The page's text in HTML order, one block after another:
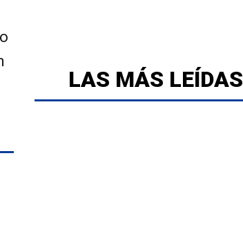
LAS MÁS LEÍDAS